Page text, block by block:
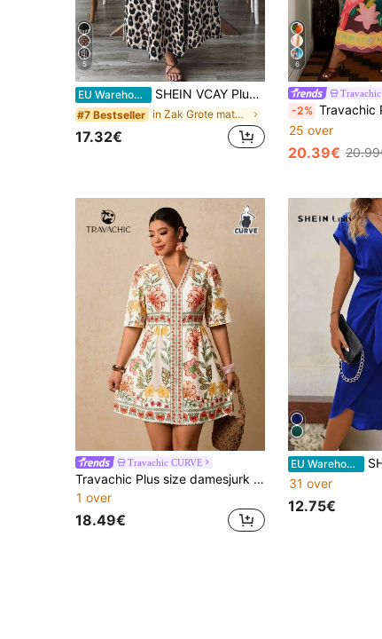
5
EU Warehouse SHEIN VCAY Plus size dames slipjurk met luipaardprint voor een casual feestje
#7 Bestseller in Zak Grote maten Jurken
17.32€
6
-2% Travachic Plus size jurk met tropische print, open
25 over
20.39€
Travachic CURVE
Travachic Plus size damesjurk met V-hals, korte mouwen, aansluitend model, roze jurk met bloemenprint, romantische jurk voor een date op een eiland in het vroege voorjaar.
1 over
18.49€
EU Warehouse
SHEIN
31 over
12.75€